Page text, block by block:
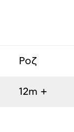
Ροζ
12m +